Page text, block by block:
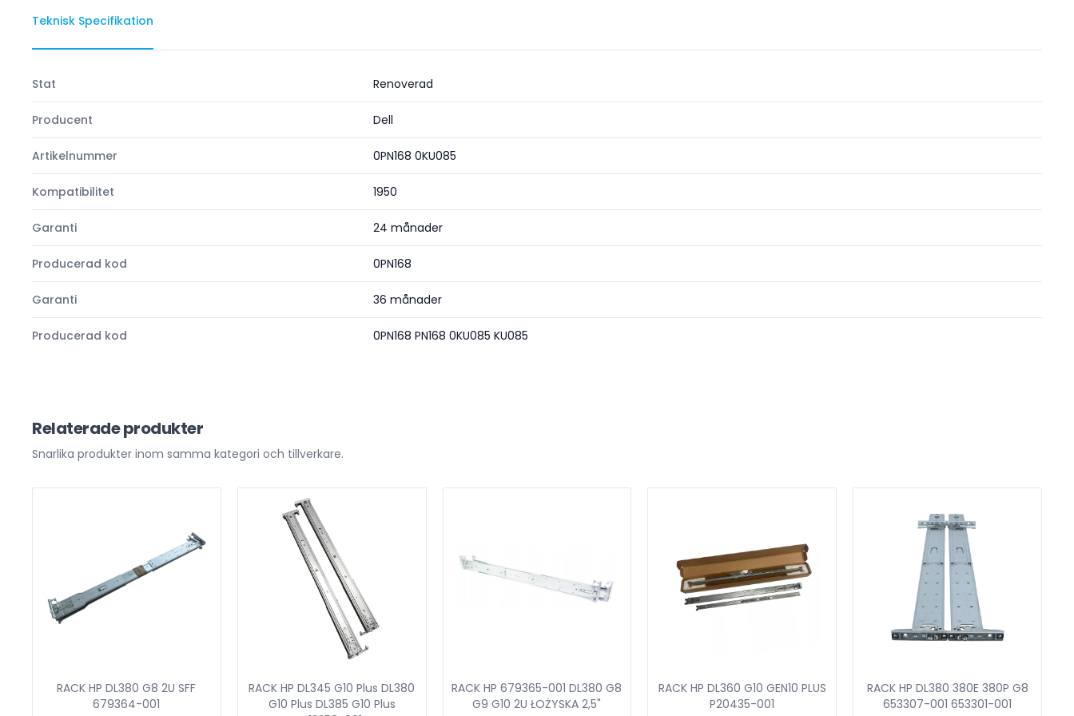
Teknisk Specifikation
Stat Renoverad
Producent Dell
Artikelnummer 0PN168 0KU085
Kompatibilitet 1950
Garanti 24 månader
Producerad kod 0PN168
Garanti 36 månader
Producerad kod 0PN168 PN168 0KU085 KU085
Relaterade produkter
Snarlika produkter inom samma kategori och tillverkare.
RACK HP DL380 G8 2U SFF
679364-001
RACK HP DL345 G10 Plus DL380
G10 Plus DL385 G10 Plus
RACK HP 679365-001 DL380 G8
G9 G10 2U ŁOŻYSKA 2,5"
RACK HP DL360 G10 GEN10 PLUS
P20435-001
RACK HP DL380 380E 380P G8
653307-001 653301-001